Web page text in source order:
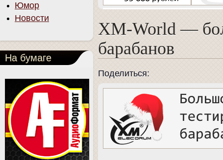
XM-World —
барабанов
Поделиться:
Юмор
Новости
На бумаге